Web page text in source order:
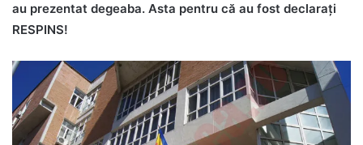
au prezentat degeaba. Asta pentru că au fost declaraţi
RESPINS!